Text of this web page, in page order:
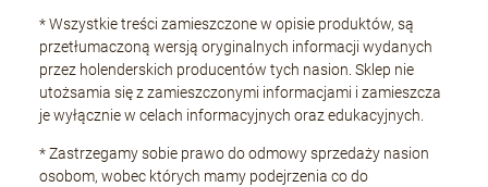
* Wszystkie treści zamieszczone w opisie produktów, są
przetłumaczoną wersją oryginalnych informacji wydanych
przez holenderskich producentów tych nasion. Sklep nie
utożsamia się z zamieszczonymi informacjami i zamieszcza
je wyłącznie w celach informacyjnych oraz edukacyjnych.
* Zastrzegamy sobie prawo do odmowy sprzedaży nasion
osobom, wobec których mamy podejrzenia co do